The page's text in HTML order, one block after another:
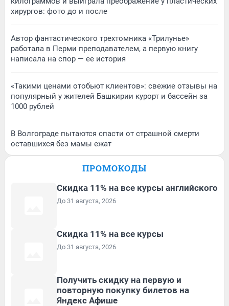
хирургов: фото до и после
Автор фантастического трехтомника «Трилунье»
работала в Перми преподавателем, а первую книгу
написала на спор — ее история
«Такими ценами отобьют клиентов»: свежие отзывы на
популярный у жителей Башкирии курорт и бассейн за
1000 рублей
В Волгограде пытаются спасти от страшной смерти
оставшихся без мамы ежат
ПРОМОКОДЫ
Скидка 11% на все курсы английского
До 31 августа, 2026
Скидка 11% на все курсы
До 31 августа, 2026
Получить скидку на первую и
повторную покупку билетов на
Яндекс Афише